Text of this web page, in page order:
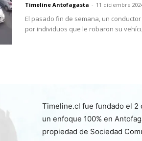
Timeline Antofagasta - 11 diciembre
El pasado fin de semana, un
por individuos que le robaron su
Timeline.cl fue fundado el 2
un enfoque 100% en
propiedad de Sociedad